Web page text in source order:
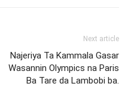
Next article
Najeriya Ta Kammala Gasar
Wasannin Olympics na Paris
Ba Tare da Lambobi ba.